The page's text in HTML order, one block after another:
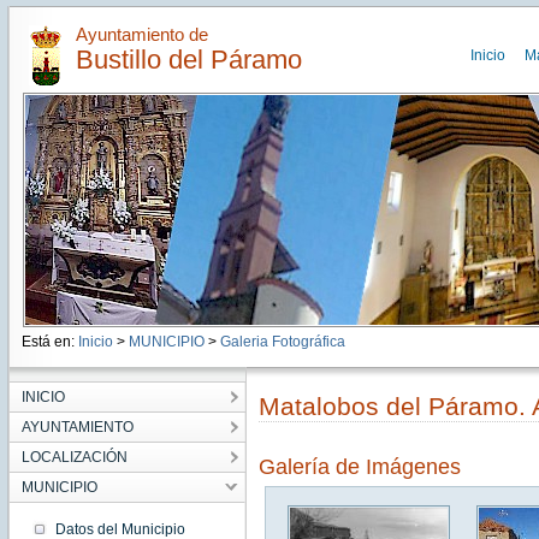
Ayuntamiento de
Bustillo del Páramo Inicio
Está en: Inicio > MUNICIPIO> Galeria Fotográfica
INICIO
AYUNTAMIENTO
LOCALIZACIÓN
MUNICIPIO
Datos del Municipio
Matalobos del Páramo.
Galería de Imágenes